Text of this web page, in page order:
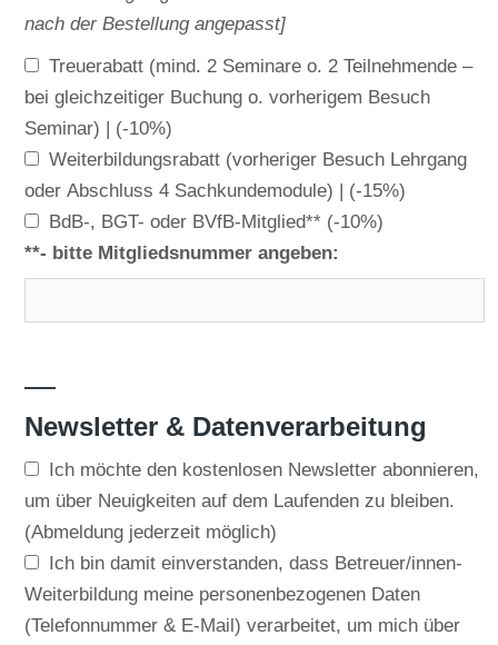
nach der Bestellung angepasst]
Treuerabatt (mind. 2 Seminare o. 2 Teilnehmende –
bei gleichzeitiger Buchung o. vorherigem Besuch
Seminar) | (-10%)
Weiterbildungsrabatt (vorheriger Besuch Lehrgang
oder Abschluss 4 Sachkundemodule) | (-15%)
BdB-, BGT- oder BVfB-Mitglied** (-10%)
**- bitte Mitgliedsnummer angeben:
—
Newsletter & Datenverarbeitung
Ich möchte den kostenlosen Newsletter abonnieren,
um über Neuigkeiten auf dem Laufenden zu bleiben.
(Abmeldung jederzeit möglich)
Ich bin damit einverstanden, dass Betreuer/innen-
Weiterbildung meine personenbezogenen Daten
(Telefonnummer & E-Mail) verarbeitet, um mich über